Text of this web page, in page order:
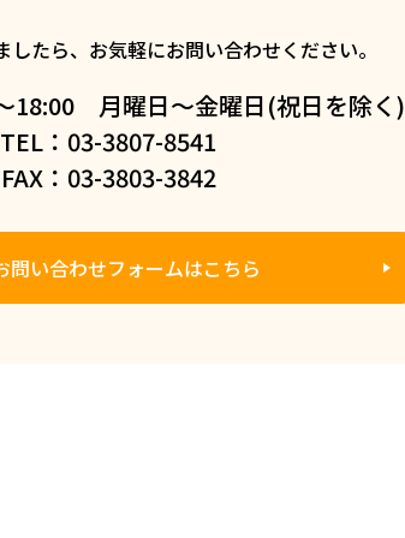
したら、お気軽にお問い合わせください。
18:00 月曜日～金曜日(祝日を除く)
TEL：03-3807-8541
FAX：03-3803-3842
問い合わせフォームはこちら